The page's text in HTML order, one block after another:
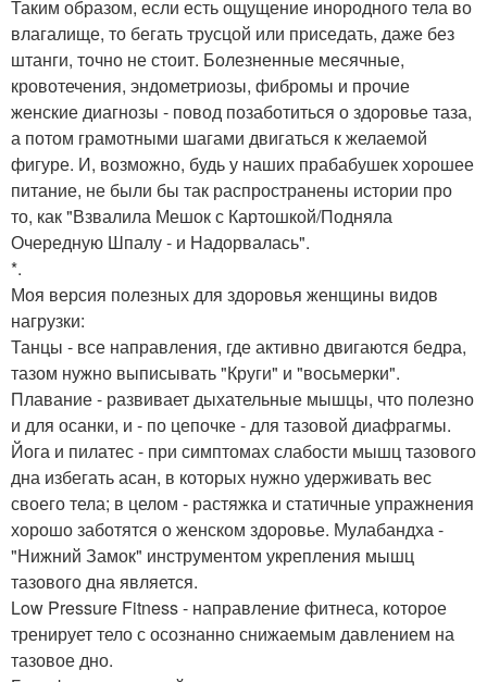
Таким образом, если есть ощущение инородного тела во
влагалище, то бегать трусцой или приседать, даже без
штанги, точно не стоит. Болезненные месячные,
кровотечения, эндометриозы, фибромы и прочие
женские диагнозы - повод позаботиться о здоровье таза,
а потом грамотными шагами двигаться к желаемой
фигуре. И, возможно, будь у наших прабабушек хорошее
питание, не были бы так распространены истории про
то, как "Взвалила Мешок с Картошкой/Подняла
Очередную Шпалу - и Надорвалась".
*.
Моя версия полезных для здоровья женщины видов
нагрузки:
Танцы - все направления, где активно двигаются бедра,
тазом нужно выписывать "Круги" и "восьмерки".
Плавание - развивает дыхательные мышцы, что полезно
и для осанки, и - по цепочке - для тазовой диафрагмы.
Йога и пилатес - при симптомах слабости мышц тазового
дна избегать асан, в которых нужно удерживать вес
своего тела; в целом - растяжка и статичные упражнения
хорошо заботятся о женском здоровье. Мулабандха -
"Нижний Замок" инструментом укрепления мышц
тазового дна является.
Low Pressure Fitness - направление фитнеса, которое
тренирует тело с осознанно снижаемым давлением на
тазовое дно.